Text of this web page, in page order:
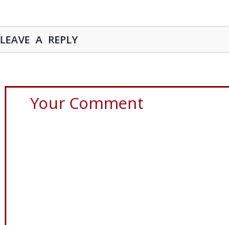
LEAVE A REPLY